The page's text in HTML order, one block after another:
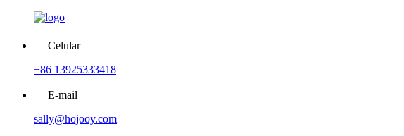
Celular
+86 13925333418
E-mail
sally@hojooy.com